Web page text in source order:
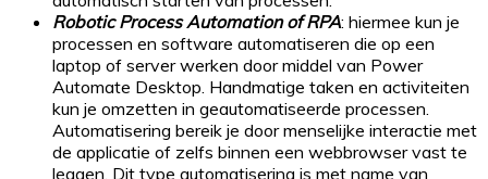
Robotic Process Automation of RPA: hiermee kun je
processen en software automatiseren die op een
laptop of server werken door middel van Power
Automate Desktop. Handmatige taken en activiteiten
kun je omzetten in geautomatiseerde processen.
Automatisering bereik je door menselijke interactie met
de applicatie of zelfs binnen een webbrowser vast te
leggen. Dit type automatisering is met name van